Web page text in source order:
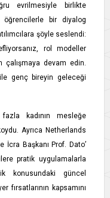
evrilmesiyle birlikte
bir diyalog
şöyle seslendi:
rol modeller
çalışmaya devam edin.
genç bireyin geleceği
kadının mesleğe
Ayrıca Netherlands
Başkanı Prof. Dato’
pratik uygulamalarla
konusundaki güncel
kapsamını